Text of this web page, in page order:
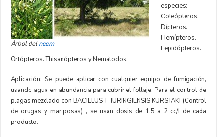
Árbol delneem
especies:
Coleópteros.
Dípteros.
Hemípteros.
Lepidópteros.
Ortópteros. Thisanópteros y Nemátodos.
Aplicación: Se puede aplicar con cualquier equipo de fumigación,
usando agua en abundancia para cubrir el follaje. Para el control de
plagas mezclado con BACILLUS THURINGIENSIS KURSTAKI (Control
de orugas y mariposas) , se usan dosis de 1.5 a 2 cc/I de cada
producto.